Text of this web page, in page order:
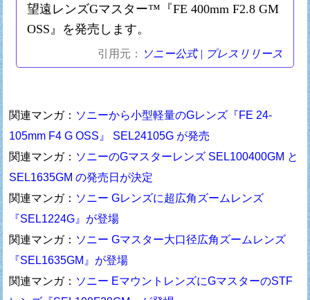
望遠レンズGマスター™『FE 400mm F2.8 GM
OSS』を発売します。
引用元： ソニー公式 | プレスリリース
関連マンガ： ソニーから小型軽量のGレンズ『FE 24-
105mm F4 G OSS』 SEL24105G が発売
関連マンガ： ソニーのGマスターレンズ SEL100400GM と
SEL1635GM の発売日が決定
関連マンガ： ソニー Gレンズに超広角ズームレンズ
『SEL1224G』が登場
関連マンガ： ソニー Gマスター大口径広角ズームレンズ
『SEL1635GM』が登場
関連マンガ： ソニー EマウントレンズにGマスターのSTF